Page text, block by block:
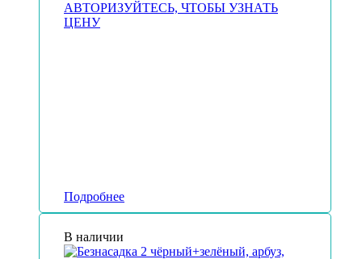
АВТОРИЗУЙТЕСЬ, ЧТОБЫ УЗНАТЬ
ЦЕНУ
Подробнее
В наличии